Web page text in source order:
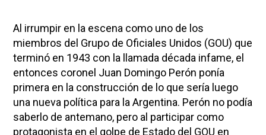
Al irrumpir en la escena como uno de los
miembros del Grupo de Oficiales Unidos (GOU) que
terminó en 1943 con la llamada década infame, el
entonces coronel Juan Domingo Perón ponía
primera en la construcción de lo que sería luego
una nueva política para la Argentina. Perón no podía
saberlo de antemano, pero al participar como
protagonista en el golpe de Estado del GOU en